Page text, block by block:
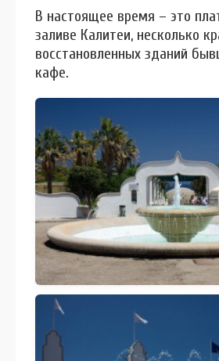
В настоящее время – это
заливе Калитеи, несколько
восстановленных зданий
кафе.